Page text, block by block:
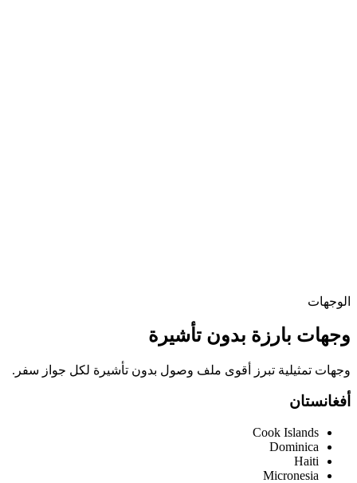
الوجهات
وجهات بارزة بدون تأشيرة
وجهات تمثيلية تبرز أقوى ملف وصول بدون تأشيرة لكل جواز سفر.
أفغانستان
Cook Islands
Dominica
Haiti
Micronesia